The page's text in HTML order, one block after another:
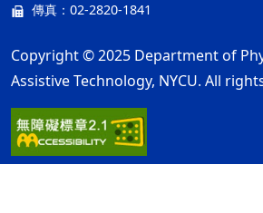
傳真：02-2820-1841
Copyright © 2025 Department of
Assistive Technology, NYCU. All